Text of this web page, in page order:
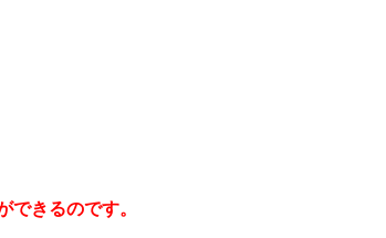
きるのです。